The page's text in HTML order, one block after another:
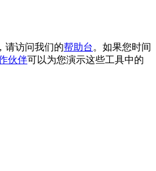
请访问我们的帮助台。如果您时间
伙伴可以为您演示这些工具中的